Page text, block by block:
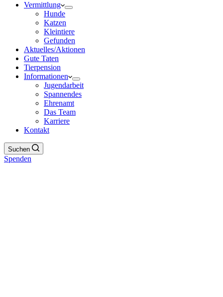
Vermittlung
Hunde
Katzen
Kleintiere
Gefunden
Aktuelles/Aktionen
Gute Taten
Tierpension
Informationen
Jugendarbeit
Spannendes
Ehrenamt
Das Team
Karriere
Kontakt
Suchen
Spenden